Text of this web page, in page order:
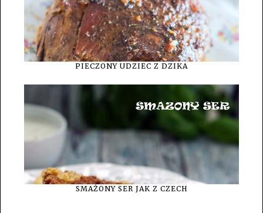
PIECZONY UDZIEC Z DZIKA
SMAŻONY SER JAK Z CZECH